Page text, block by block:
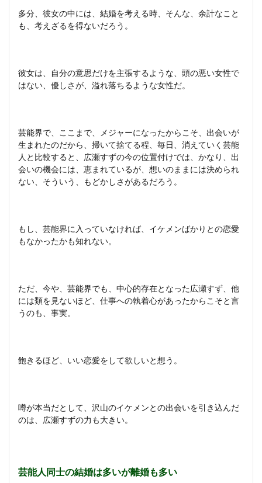
多分、彼女の中には、結婚を考える時、そんな、余計なこと
も、考えざるを得ないだろう。
彼女は、自分の意思だけを主張するような、頭の悪い女性で
はない、優しさが、溢れ落ちるような女性だ。
芸能界で、ここまで、メジャーになったからこそ、出会いが
生まれたのだから、掃いて捨てる程、毎日、消えていく芸能
人と比較すると、広瀬すずの今の位置付けでは、かなり、出
会いの機会には、恵まれているが、想いのままには決められ
ない、そういう、もどかしさがあるだろう。
もし、芸能界に入っていなければ、イケメンばかりとの恋愛
もなかったかも知れない。
ただ、今や、芸能界でも、中心的存在となった広瀬すず、他
には類を見ないほど、仕事への執着心があったからこそと言
うのも、事実。
飽きるほど、いい恋愛をして欲しいと想う。
噂が本当だとして、沢山のイケメンとの出会いを引き込んだ
のは、広瀬すずの力も大きい。
芸能人同士の結婚は多いが離婚も多い